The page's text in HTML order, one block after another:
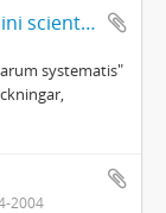
Avhandlingen "Delineationem genuini scientiarum systematis"
systematis"
2004